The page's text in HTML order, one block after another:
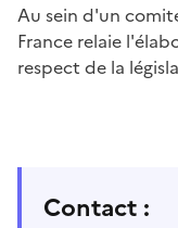
Au sein d'un
France relaie
respect de la
Contact :